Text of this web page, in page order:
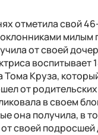
отметила свой
милым
от своей
воспитывает
Тома Круза,
от
в своем
она получила, в
своей подросшей